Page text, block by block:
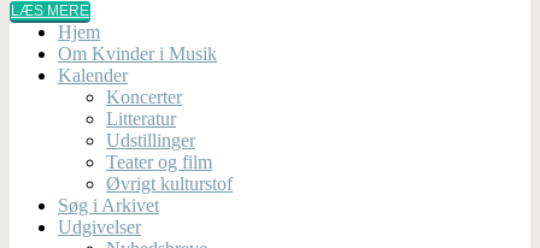
LÆS MERE
Hjem
Om Kvinder i Musik
Kalender
Koncerter
Litteratur
Udstillinger
Teater og film
Øvrigt kulturstof
Søg i Arkivet
Udgivelser